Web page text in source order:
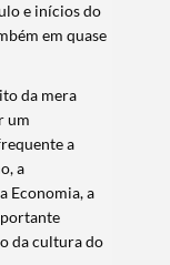
e inícios do
em quase
da mera
um
a
a
Economia, a
da cultura do